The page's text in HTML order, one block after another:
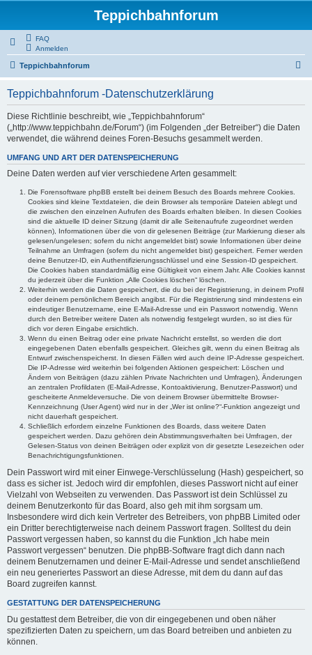
Teppichbahnforum
FAQ
Anmelden
Teppichbahnforum
Teppichbahnforum -Datenschutzerklärung
Diese Richtlinie beschreibt, wie „Teppichbahnforum“
(„http://www.teppichbahn.de/Forum“) (im Folgenden „der Betreiber“) die Daten
verwendet, die während deines Foren-Besuchs gesammelt werden.
UMFANG UND ART DER DATENSPEICHERUNG
Deine Daten werden auf vier verschiedene Arten gesammelt:
Die Forensoftware phpBB erstellt bei deinem Besuch des Boards mehrere Cookies.
Cookies sind kleine Textdateien, die dein Browser als temporäre Dateien ablegt und
die zwischen den einzelnen Aufrufen des Boards erhalten bleiben. In diesen Cookies
sind die aktuelle ID deiner Sitzung (damit dir alle Seitenaufrufe zugeordnet werden
können), Informationen über die von dir gelesenen Beiträge (zur Markierung dieser als
gelesen/ungelesen; sofern du nicht angemeldet bist) sowie Informationen über deine
Teilnahme an Umfragen (sofern du nicht angemeldet bist) gespeichert. Ferner werden
deine Benutzer-ID, ein Authentifizierungsschlüssel und eine Session-ID gespeichert.
Die Cookies haben standardmäßig eine Gültigkeit von einem Jahr. Alle Cookies kannst
du jederzeit über die Funktion „Alle Cookies löschen“ löschen.
Weiterhin werden die Daten gespeichert, die du bei der Registrierung, in deinem Profil
oder deinem persönlichem Bereich angibst. Für die Registrierung sind mindestens ein
eindeutiger Benutzername, eine E-Mail-Adresse und ein Passwort notwendig. Wenn
durch den Betreiber weitere Daten als notwendig festgelegt wurden, so ist dies für
dich vor deren Eingabe ersichtlich.
Wenn du einen Beitrag oder eine private Nachricht erstellst, so werden die dort
eingegebenen Daten ebenfalls gespeichert. Gleiches gilt, wenn du einen Beitrag als
Entwurf zwischenspeicherst. In diesen Fällen wird auch deine IP-Adresse gespeichert.
Die IP-Adresse wird weiterhin bei folgenden Aktionen gespeichert: Löschen und
Ändern von Beiträgen (dazu zählen Private Nachrichten und Umfragen), Änderungen
an zentralen Profildaten (E-Mail-Adresse, Kontoaktivierung, Benutzer-Passwort) und
gescheiterte Anmeldeversuche. Die von deinem Browser übermittelte Browser-
Kennzeichnung (User Agent) wird nur in der „Wer ist online?“-Funktion angezeigt und
nicht dauerhaft gespeichert.
Schließlich erfordern einzelne Funktionen des Boards, dass weitere Daten
gespeichert werden. Dazu gehören dein Abstimmungsverhalten bei Umfragen, der
Gelesen-Status von deinen Beiträgen oder explizit von dir gesetzte Lesezeichen oder
Benachrichtigungsfunktionen.
Dein Passwort wird mit einer Einwege-Verschlüsselung (Hash) gespeichert, so
dass es sicher ist. Jedoch wird dir empfohlen, dieses Passwort nicht auf einer
Vielzahl von Webseiten zu verwenden. Das Passwort ist dein Schlüssel zu
deinem Benutzerkonto für das Board, also geh mit ihm sorgsam um.
Insbesondere wird dich kein Vertreter des Betreibers, von phpBB Limited oder
ein Dritter berechtigterweise nach deinem Passwort fragen. Solltest du dein
Passwort vergessen haben, so kannst du die Funktion „Ich habe mein
Passwort vergessen“ benutzen. Die phpBB-Software fragt dich dann nach
deinem Benutzernamen und deiner E-Mail-Adresse und sendet anschließend
ein neu generiertes Passwort an diese Adresse, mit dem du dann auf das
Board zugreifen kannst.
GESTATTUNG DER DATENSPEICHERUNG
Du gestattest dem Betreiber, die von dir eingegebenen und oben näher
spezifizierten Daten zu speichern, um das Board betreiben und anbieten zu
können.